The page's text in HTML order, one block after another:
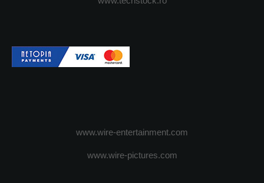
www.wire-entertainment.com
www.wire-pictures.com